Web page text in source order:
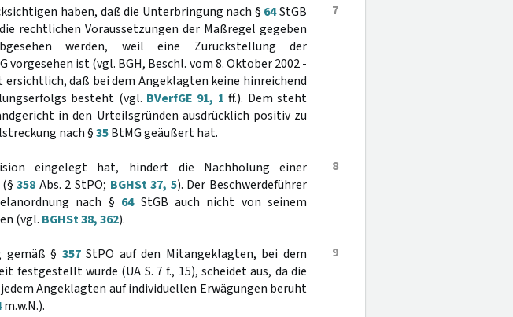
7
haben, daß die Unterbringung nach § 64StGB
rechtlichen Voraussetzungen der Maßregel gegeben
werden, weil eine Zurückstellung der
vorgesehen ist (vgl. BGH, Beschl. vom 8. Oktober 2002 -
ersichtlich, daß bei dem Angeklagten keine hinreichend
besteht (vgl. BVerfGE 91, 1 ff.). Dem steht
in den Urteilsgründen ausdrücklich positiv zu
nach §35BtMG geäußert hat.
8
eingelegt hat, hindert die Nachholung einer
(§358 Abs. 2 StPO; BGHSt 37, 5). Der Beschwerdeführer
nach § 64StGB auch nicht von seinem
(vgl. BGHSt 38, 362).
9
gemäß § 357StPO auf den Mitangeklagten, bei dem
festgestellt wurde (UA S. 7 f., 15), scheidet aus, da die
Angeklagten auf individuellen Erwägungen beruht
m.w.N.).